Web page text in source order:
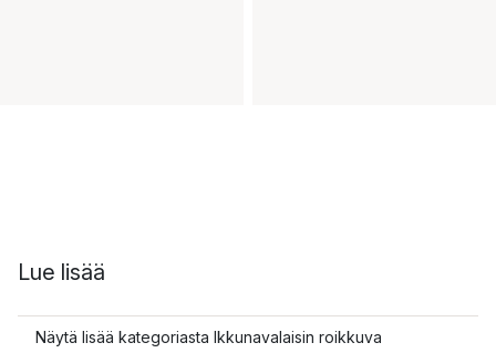
Lue lisää
Näytä lisää kategoriasta Ikkunavalaisin roikkuva